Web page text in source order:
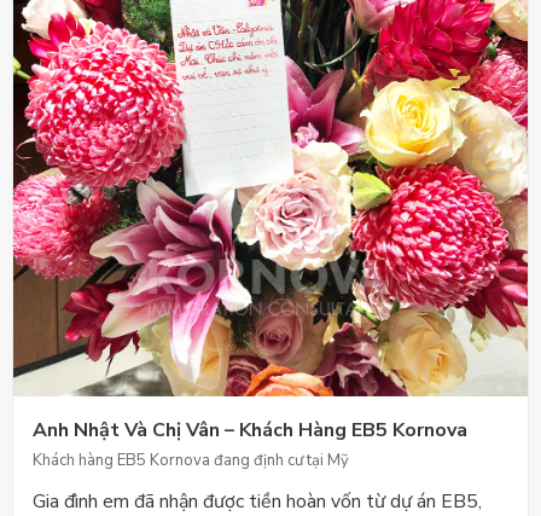
nhiệt huyết mà không đòi hỏi bất cứ thêm chi phí gì phát
sinh. Đó là điều tôi đánh giá rất cao Công ty Kornova nói
chung và chi Lê Thư nói riêng. Bằng lá thư này, gia đình
tôi xin gửi lời cảm ơn sâu sắc đến quí công ty Kornova và
cá nhân chị Lê Th. Bên cạnh việc giới thiệu gia đình, bạn
bè, đồng nghiệp cho quí công ty Kornova, tôi cũng đồng ý
cho chị Lê Thư dùng tên của tôi, số điện thoại của tôi tại
Mỹ và Việt nam để cho các khách hàng tiềm năng cần
tham chiếu và tư vấn về hiệu quả đầu tư nếu cần thiết.
Một lần nữa gia đình tôi xin gửi tới quí Công ty, chị Lê
Thư lời chúc sức khoẻ và lời cảm ơn trân trọng nhất. Kính
thư. LÊ, MINH LONGThư Cảm Ơn Từ Khách Hàng
EB5Khách Hàng EB5 Nhận Hoàn Tiền Đầu Tư Tháng
5/2021
Anh Nhật Và Chị Vân – Khách Hàng EB5 Kornova
Khách hàng EB5 Kornova đang định cư tại Mỹ
Gia đình em đã nhận được tiền hoàn vốn từ dự án EB5,